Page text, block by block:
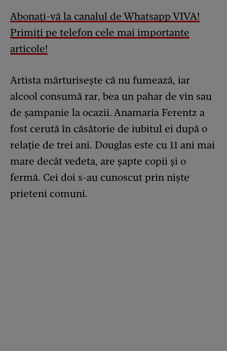
Abonați-vă la canalul de Whatsapp VIVA!
Primiți pe telefon cele mai importante
articole!
Artista mărturisește că nu fumează, iar
alcool consumă rar, bea un pahar de vin sau
de șampanie la ocazii. Anamaria Ferentz a
fost cerută în căsătorie de iubitul ei după o
relație de trei ani. Douglas este cu 11 ani mai
mare decât vedeta, are șapte copii și o
fermă. Cei doi s-au cunoscut prin niște
prieteni comuni.